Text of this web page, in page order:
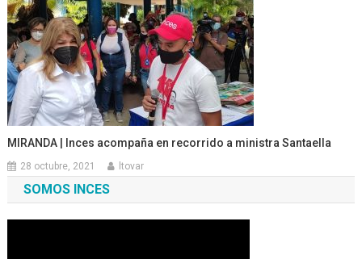
MIRANDA | Inces acompaña en recorrido a ministra Santaella
28 octubre, 2021 ltovar
SOMOS INCES